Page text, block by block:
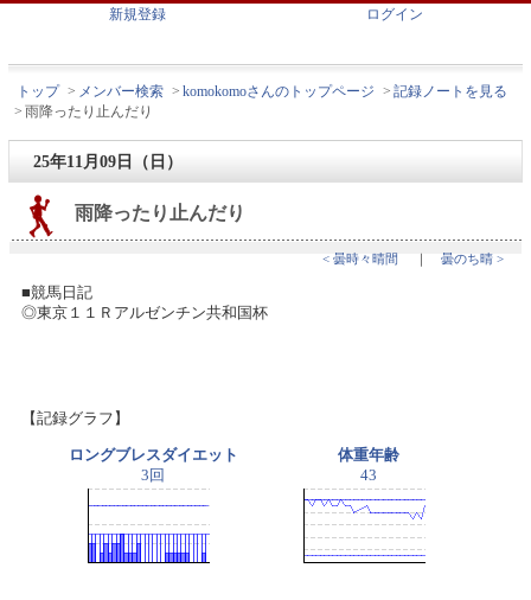
新規登録 ログイン
トップ > メンバー検索 > komokomoさんのトップページ > 記録ノートを見る
> 雨降ったり止んだり
25年11月09日（日）
雨降ったり止んだり
< 曇時々晴間 ｜ 曇のち晴 >
■競馬日記
◎東京１１Ｒアルゼンチン共和国杯
【記録グラフ】
ロングブレスダイエット
3回
体重年齢
43